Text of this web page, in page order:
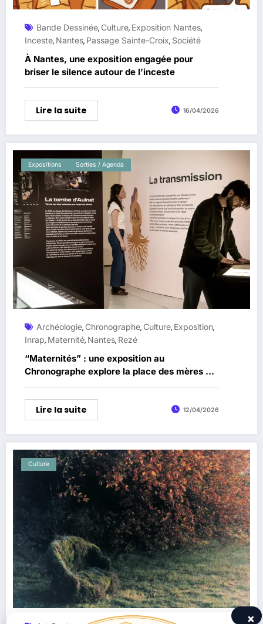
Bande Dessinée, Culture, Exposition Nantes,
Inceste, Nantes, Passage Sainte-Croix, Société
À Nantes, une exposition engagée pour
briser le silence autour de l’inceste
Lire la suite 16/04/2026
Expositions Sorties / Agenda
Archéologie, Chronographe, Culture, Exposition,
Inrap, Maternité, Nantes, Rezé
“Maternités” : une exposition au
Chronographe explore la place des mères à
travers l’archéologie
Lire la suite 12/04/2026
Culture
×